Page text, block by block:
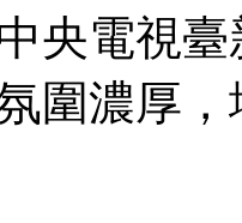
央電視
圍濃厚